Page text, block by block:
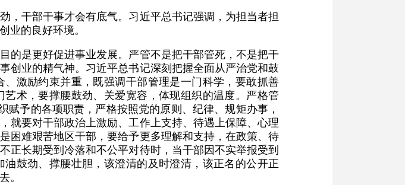
，干部干事才会有底气。习近平总书记强调，为担当者担
业的良好环境。
的是更好促进事业发展。严管不是把干部管死，不是把干
创业的精气神。习近平总书记深刻把握全面从严治党和鼓
激励约束并重，既强调干部管理是一门科学，要敢抓善
术，要撑腰鼓劲、关爱宽容，体现组织的温度。严格管
赋予的各项职责，严格按照党的原则、纪律、规矩办事，
就要对干部政治上激励、工作上支持、待遇上保障、心理
困难艰苦地区干部，要给予更多理解和支持，在政策、待
正长期受到冷落和不公平对待时，当干部因不实举报受到
鼓劲、撑腰壮胆，该澄清的及时澄清，该正名的公开正
。